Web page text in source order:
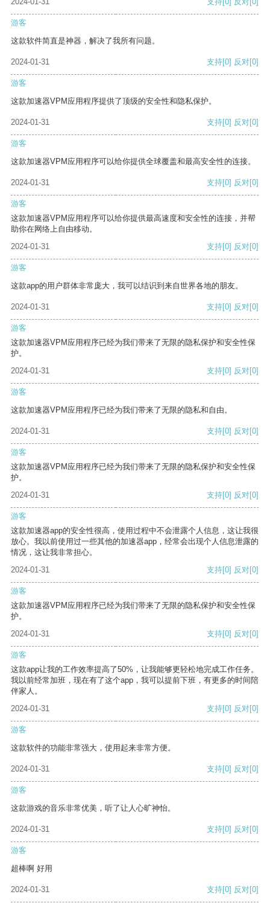
游客
这款软件简直是神器，解决了我所有问题。
2024-01-31 支持[0] 反对[0]
游客
这款加速器VPM应用程序提供了顶级的安全性和隐私保护。
2024-01-31 支持[0] 反对[0]
游客
这款加速器VPM应用程序可以给你提供全球覆盖和最高安全性的连接。
2024-01-31 支持[0] 反对[0]
游客
这款加速器VPM应用程序可以给你提供最高速度和安全性的连接，并帮
助你在网络上自由移动。
2024-01-31
支持[0] 反对[0]
游客
这款app的用户群体非常庞大，我可以结识到来自世界各地的朋友。
2024-01-31 支持[0] 反对[0]
游客
这款加速器VPM应用程序已经为我们带来了无限的隐私保护和安全性保
护。
2024-01-31
支持[0] 反对[0]
游客
这款加速器VPM应用程序已经为我们带来了无限的隐私和自由。
2024-01-31 支持[0] 反对[0]
游客
这款加速器VPM应用程序已经为我们带来了无限的隐私保护和安全性保
护。
2024-01-31
支持[0] 反对[0]
游客
这款加速器app的安全性很高，使用过程中不会泄露个人信息，这让我很
放心。我以前使用过一些其他的加速器app，经常会出现个人信息泄露的
情况，这让我非常担心。
2024-01-31
支持[0] 反对[0]
游客
这款加速器VPM应用程序已经为我们带来了无限的隐私保护和安全性保
护。
2024-01-31
支持[0] 反对[0]
游客
这款app让我的工作效率提高了50%，让我能够更轻松地完成工作任务。
我以前经常加班，现在有了这个app，我可以提前下班，有更多的时间陪
伴家人。
2024-01-31
支持[0] 反对[0]
游客
这款软件的功能非常强大，使用起来非常方便。
2024-01-31 支持[0] 反对[0]
游客
这款游戏的音乐非常优美，听了让人心旷神怡。
2024-01-31 支持[0] 反对[0]
游客
超棒啊 好用
2024-01-31 支持[0] 反对[0]